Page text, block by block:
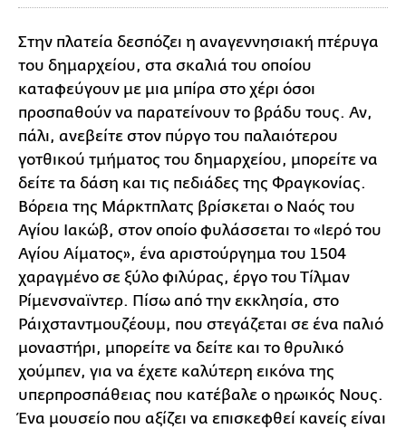
Στην πλατεία δεσπόζει η αναγεννησιακή πτέρυγα
του δημαρχείου, στα σκαλιά του οποίου
καταφεύγουν με μια μπίρα στο χέρι όσοι
προσπαθούν να παρατείνουν το βράδυ τους. Αν,
πάλι, ανεβείτε στον πύργο του παλαιότερου
γοτθικού τμήματος του δημαρχείου, μπορείτε να
δείτε τα δάση και τις πεδιάδες της Φραγκονίας.
Βόρεια της Μάρκτπλατς βρίσκεται ο Ναός του
Αγίου Ιακώβ, στον οποίο φυλάσσεται το «Ιερό του
Αγίου Αίματος», ένα αριστούργημα του 1504
χαραγμένο σε ξύλο φιλύρας, έργο του Τίλμαν
Ρίμενσναϊντερ. Πίσω από την εκκλησία, στο
Ράιχσταντμουζέουμ, που στεγάζεται σε ένα παλιό
μοναστήρι, μπορείτε να δείτε και το θρυλικό
χούμπεν, για να έχετε καλύτερη εικόνα της
υπερπροσπάθειας που κατέβαλε ο ηρωικός Νους.
Ένα μουσείο που αξίζει να επισκεφθεί κανείς είναι